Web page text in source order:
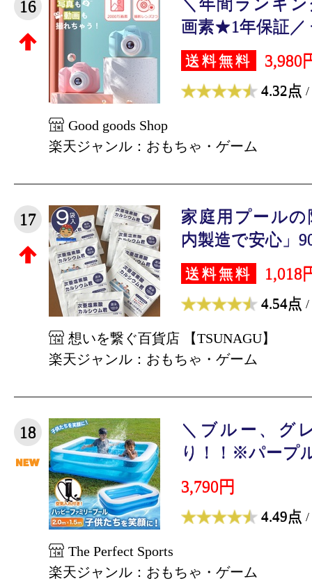
16
画素★1年保証／
送料無料 3,980
4.32点 /
Good goods Shop
楽天ジャンル：おもちゃ・ゲーム
17
家庭用プール
内製造で安心」
送料無料 1,018
4.54点 /
想いを繋ぐ百貨店 【TSUNAGU】
楽天ジャンル：おもちゃ・ゲーム
18
＼ブルー、グ
り！！※パープ
3,790円
4.49点 /
The Perfect Sports
楽天ジャンル：おもちゃ・ゲーム